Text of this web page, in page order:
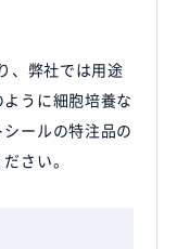
、弊社では用途
うに細胞培養な
ールの特注品の
さい。